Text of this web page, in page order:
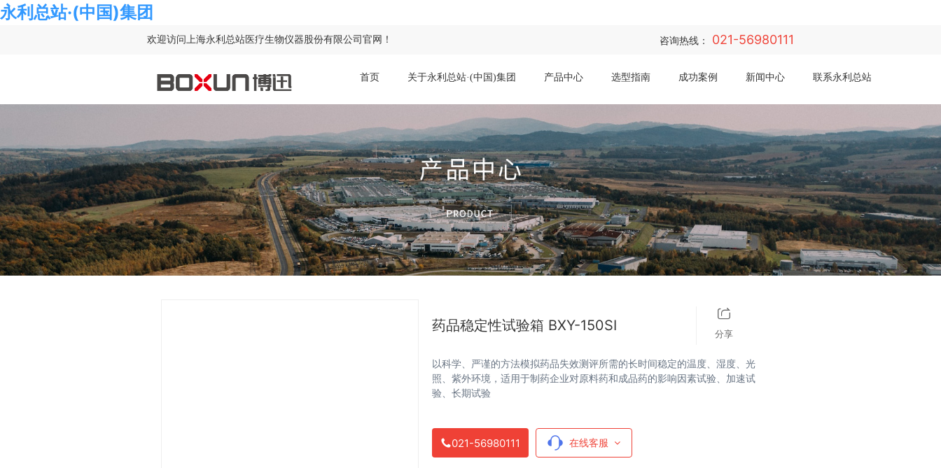
永利总站·(中国)集团
欢迎访问上海永利总站医疗生物仪器股份有限公司官网！ 咨询热线： 021-56980111
首页 关于永利总站·(中国)集团 产品中心 选型指南 成功案例 新闻中心 联系永利总站·(中国)集团
药品稳定性试验箱 BXY-150SI 分享
以科学、严谨的方法模拟药品失效测评所需的长时间稳定的温度、湿度、光
照、紫外环境，适用于制药企业对原料药和成品药的影响因素试验、加速试
验、长期试验
021-56980111 在线客服